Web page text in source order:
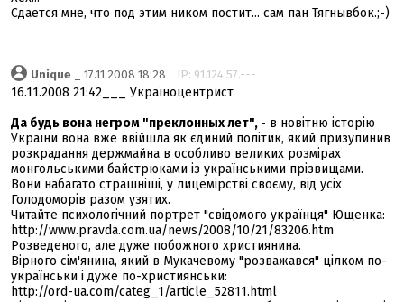
Сдается мне, что под этим ником постит... сам пан Тягнывбок.;-)
Unique _ 17.11.2008 18:28 IP: 91.124.57.---
16.11.2008 21:42___ Україноцентрист
Да будь вона негром "преклонных лет", - в новітню історію
України вона вже ввійшла як єдиний політик, який призупинив
розкрадання держмайна в особливо великих розмірах
монгольськими байстрюками із українськими прізвищами.
Вони набагато страшніші, у лицемірстві своєму, від усіх
Голодоморів разом узятих.
Читайте психологічний портрет "свідомого українця" Ющенка:
http://www.pravda.com.ua/news/2008/10/21/83206.htm
Розведеного, але дуже побожного християнина.
Вірного сім'янина, який в Мукачевому "розважався" цілком по-
українськи і дуже по-християнськи:
http://ord-ua.com/categ_1/article_52811.html